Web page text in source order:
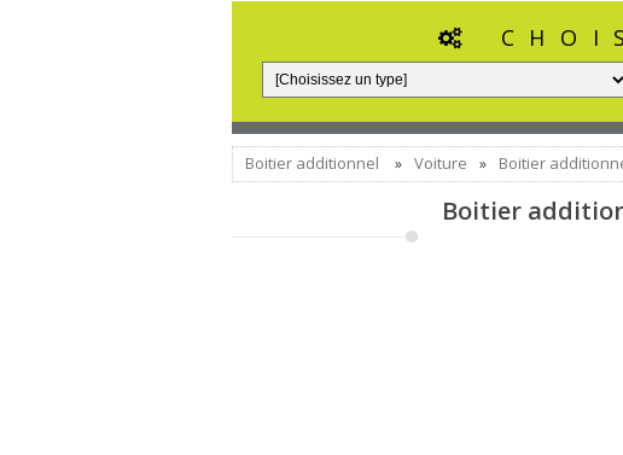
Boitier additionnel » Voiture » Boitier
Boitier